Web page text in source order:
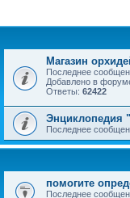
Магазин
Последнее
Добавлено в
Ответы: 62422
Энциклопедия
Последнее
помогите
Последнее